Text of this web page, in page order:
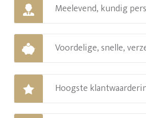
Meelevend, kundig
Voordelige, snelle,
Hoogste